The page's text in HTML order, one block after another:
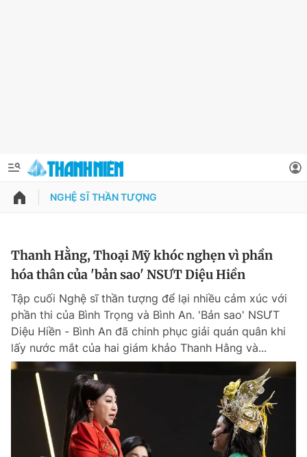
QUẢNG CÁO ĐẶT BÁO
Chuyên mục khác
Chào ngày mới Tin 24h
Tin thị trường
Magazine
Thông tin tài khoản
Đổi mật khẩu
Tin đã lưu
Tin đã xem
Đăng xuất
NGHỆ SĨ THẦN TƯỢNG
Thanh Hằng, Thoại Mỹ khóc nghẹn vì phần
hóa thân của 'bản sao' NSƯT Diệu Hiền
Tập cuối Nghệ sĩ thần tượng để lại nhiều cảm xúc với
phần thi của Bình Trọng và Bình An. 'Bản sao' NSƯT
Diệu Hiền - Bình An đã chinh phục giải quán quân khi
lấy nước mắt của hai giám khảo Thanh Hằng và...